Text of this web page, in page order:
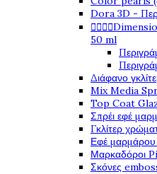
Dora 3D -
   
50 ml
Διάφανο
Mix Media
Top Coat
Σπρέι εφέ
Γκλίτερ
Εφέ
Μαρκαδόροι
Σκόνες